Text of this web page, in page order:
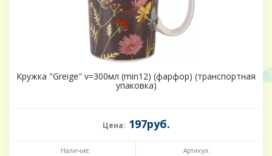
Кружка "Greige" v=300мл (min12) (фарфор) (транспортная
упаковка)
Цена: 197руб.
Наличие: Артикул: